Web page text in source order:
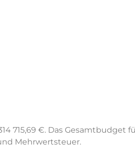
715,69 €. Das Gesamtbudget
Mehrwertsteuer.